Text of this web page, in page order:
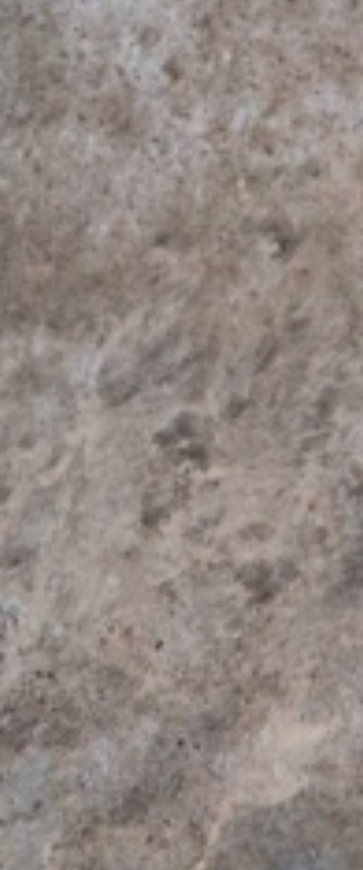
Juli 2026
Mai 2026
Februar 2026
Januar 2026
Dezember 2025
September 2025
August 2025
Juni 2025
Mai 2025
April 2025
Februar 2025
Januar 2025
November 2024
Oktober 2024
September 2024
Juni 2024
Februar 2024
Januar 2024
Dezember 2023
November 2023
September 2023
August 2023
Juli 2023
Juni 2023
Mai 2023
April 2023
Februar 2023
Januar 2023
November 2022
Oktober 2022
August 2022
Juli 2022
Juni 2022
Mai 2022
März 2022
Februar 2022
Dezember 2021
November 2021
September 2021
Juni 2021
Mai 2021
April 2021
März 2021
Januar 2021
Dezember 2020
Oktober 2020